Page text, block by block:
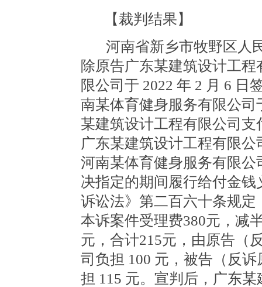
【裁判结果】
河南省新乡市牧野区人
除原告广东某建筑设计工
限公司于 2022 年 2 月 6 日
南某体育健身服务有限公
某建筑设计工程有限公司
广东某建筑设计工程有限
河南某体育健身服务有限
决指定的期间履行给付金
诉讼法》第二百六十条规
本诉案件受理费380元，减
元，合计215元，由原告（
司负担 100 元，被告（反
担 115 元。宣判后，广东